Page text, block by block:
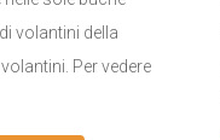
volantini della
Per vedere